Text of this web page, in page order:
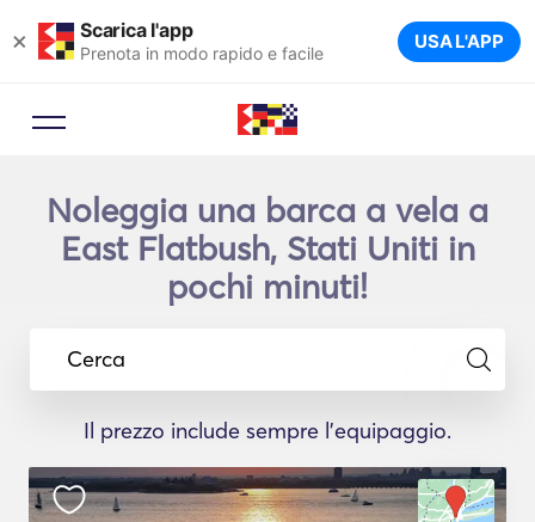
× Scarica l'app
Prenota in modo rapido e facile USA L'APP
Noleggia una barca a vela a
East Flatbush, Stati Uniti in
pochi minuti!
Cerca
Il prezzo include sempre l'equipaggio.